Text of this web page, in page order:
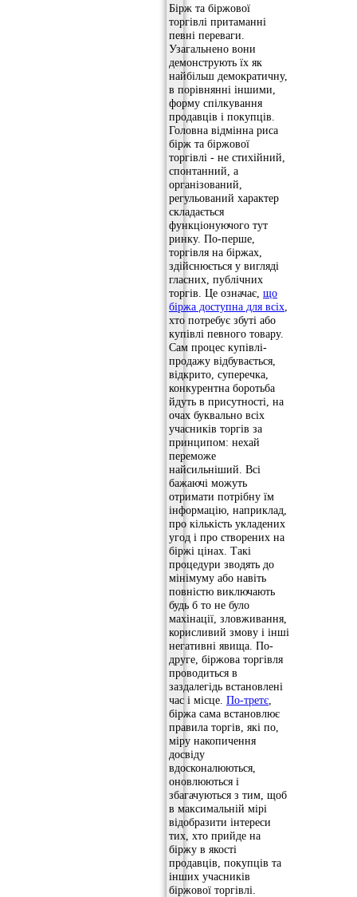
Бірж та біржової
торгівлі притаманні
певні переваги.
Узагальнено вони
демонструють їх як
найбільш демократичну,
в порівнянні іншими,
форму спілкування
продавців і покупців.
Головна відмінна риса
бірж та біржової
торгівлі - не стихійний,
спонтанний, а
організований,
регульований характер
складається
функціонуючого тут
ринку. По-перше,
торгівля на біржах,
здійснюється у вигляді
гласних, публічних
торгів. Це означає, що
біржа доступна для всіх
хто потребує збуті або
купівлі певного товару.
Сам процес купівлі-
продажу відбувається,
відкрито, суперечка,
конкурентна боротьба
йдуть в присутності, на
очах буквально всіх
учасників торгів за
принципом: нехай
переможе
найсильніший. Всі
бажаючі можуть
отримати потрібну їм
інформацію, наприклад,
про кількість укладених
угод і про створених на
біржі цінах. Такі
процедури зводять до
мінімуму або навіть
повністю виключають
будь б то не було
махінації, зловживання,
корисливий змову і інші
негативні явища. По-
друге, біржова торгівля
проводиться в
заздалегідь встановлені
час і місце. По-третє
біржа сама встановлює
правила торгів, які по,
міру накопичення
досвіду
вдосконалюються,
оновлюються і
збагачуються з тим, щоб
в максимальній мірі
відобразити інтереси
тих, хто прийде на
біржу в якості
продавців, покупців та
інших учасників
біржової торгівлі.